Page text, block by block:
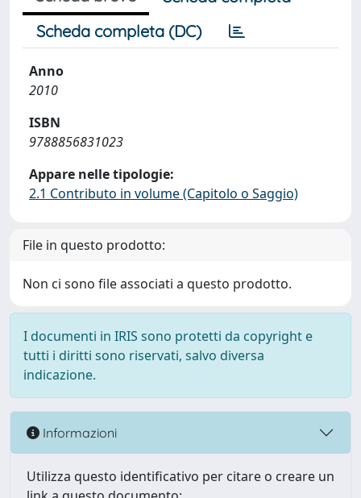
Scheda completa (DC)
Anno
2010
ISBN
9788856831023
Appare nelle tipologie:
2.1 Contributo in volume (Capitolo o Saggio)
File in questo prodotto:
Non ci sono file associati a questo prodotto.
I documenti in IRIS sono protetti da copyright e
tutti i diritti sono riservati, salvo diversa
indicazione.
Informazioni
Utilizza questo identificativo per citare o creare un